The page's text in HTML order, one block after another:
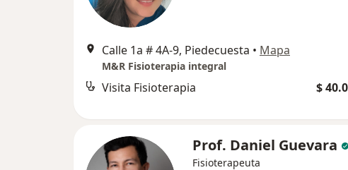
Calle 1a # 4A-9, Piedecuesta • Mapa
M&R Fisioterapia integral
Visita Fisioterapia $
Prof. Daniel Guevara
Fisioterapeuta